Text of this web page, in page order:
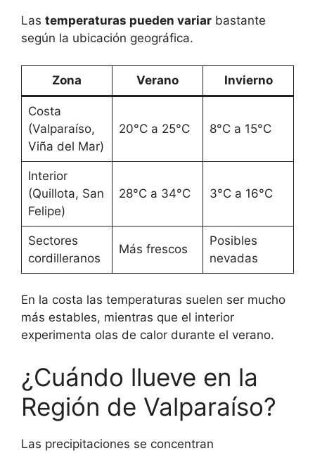
Las temperaturas pueden variar bastante
según la ubicación geográfica.
Zona Verano Invierno
Costa
(Valparaíso,
Viña del Mar)
20°C a 25°C 8°C a 15°C
Interior
(Quillota, San
Felipe)
28°C a 34°C 3°C a 16°C
Sectores
cordilleranos
Más frescos
Posibles
nevadas
En la costa las temperaturas suelen ser mucho
más estables, mientras que el interior
experimenta olas de calor durante el verano.
¿Cuándo llueve en la
Región de Valparaíso?
Las precipitaciones se concentran